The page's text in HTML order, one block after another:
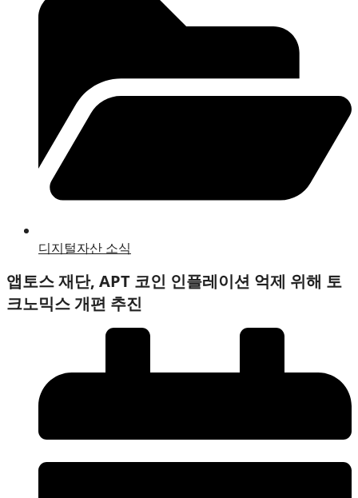
디지털자산 소식
앱토스 재단, APT 코인 인플레이션 억제 위해 토
크노믹스 개편 추진